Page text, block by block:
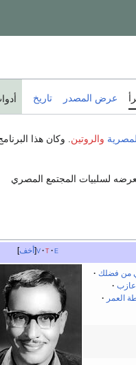
عرض المصدر تاريخ
والروتين . وكان هذا
لسلبيات المجتمع المصري
أخف v t e
من فضلك
عازب
العمر